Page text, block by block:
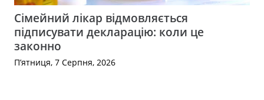
Сімейний лікар відмовляється
підписувати декларацію: коли це
законно
П’ятниця, 7 Серпня, 2026